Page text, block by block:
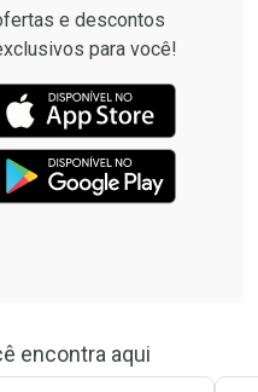
e descontos
para você!
encontra aqui